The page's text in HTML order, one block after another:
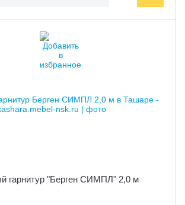
гарнитур "Берген СИМПЛ" 2,0 м